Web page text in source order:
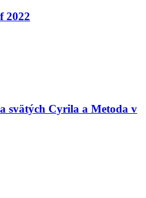
2022
svätých Cyrila a Metoda v